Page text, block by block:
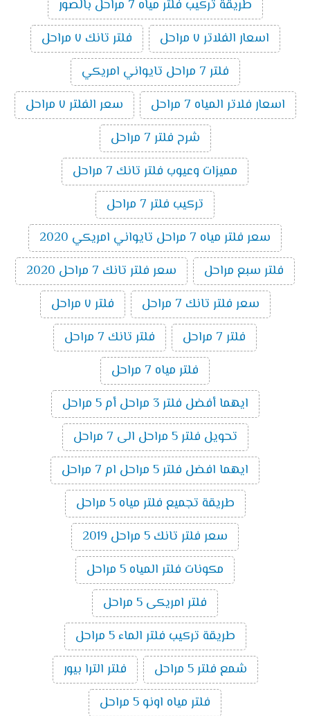
طريقة تركيب فلتر مياه 7 مراحل بالصور
اسعار الفلاتر ٧ مراحل
فلتر تانك ٧ مراحل
فلتر 7 مراحل تايواني امريكي
اسعار فلاتر المياه 7 مراحل
سعر الفلتر ٧ مراحل
شرح فلتر 7 مراحل
مميزات وعيوب فلتر تانك 7 مراحل
تركيب فلتر 7 مراحل
سعر فلتر مياه 7 مراحل تايواني امريكي 2020
فلتر سبع مراحل
سعر فلتر تانك 7 مراحل 2020
سعر فلتر تانك 7 مراحل
فلتر ٧ مراحل
فلتر 7 مراحل
فلتر تانك 7 مراحل
فلتر مياه 7 مراحل
ايهما أفضل فلتر 3 مراحل أم 5 مراحل
تحويل فلتر 5 مراحل الى 7 مراحل
ايهما افضل فلتر 5 مراحل ام 7 مراحل
طريقة تجميع فلتر مياه 5 مراحل
سعر فلتر تانك 5 مراحل 2019
مكونات فلتر المياه 5 مراحل
فلتر امريكى 5 مراحل
طريقة تركيب فلتر الماء 5 مراحل
شمع فلتر 5 مراحل
فلتر الترا بيور
فلتر مياه اونو 5 مراحل